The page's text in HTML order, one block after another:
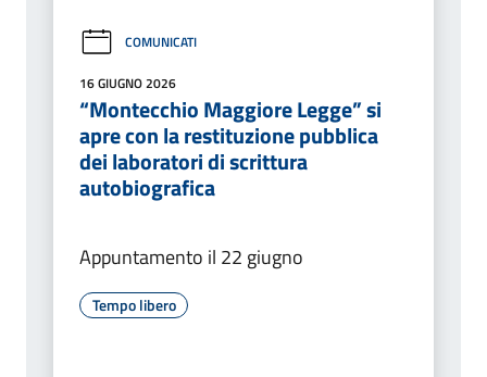
COMUNICATI
16 GIUGNO 2026
“Montecchio Maggiore Legge” si
apre con la restituzione pubblica
dei laboratori di scrittura
autobiografica
Appuntamento il 22 giugno
Tempo libero